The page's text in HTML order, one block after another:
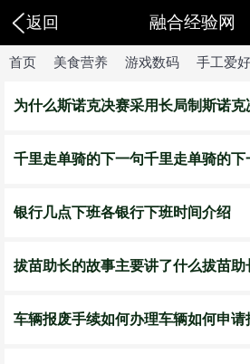
返回 融合经验网
首页 美食营养 游戏数码 手工爱好
为什么斯诺克决赛采用长局制斯诺克
千里走单骑的下一句千里走单骑的下
银行几点下班各银行下班时间介绍
拔苗助长的故事主要讲了什么拔苗助
车辆报废手续如何办理车辆如何申请